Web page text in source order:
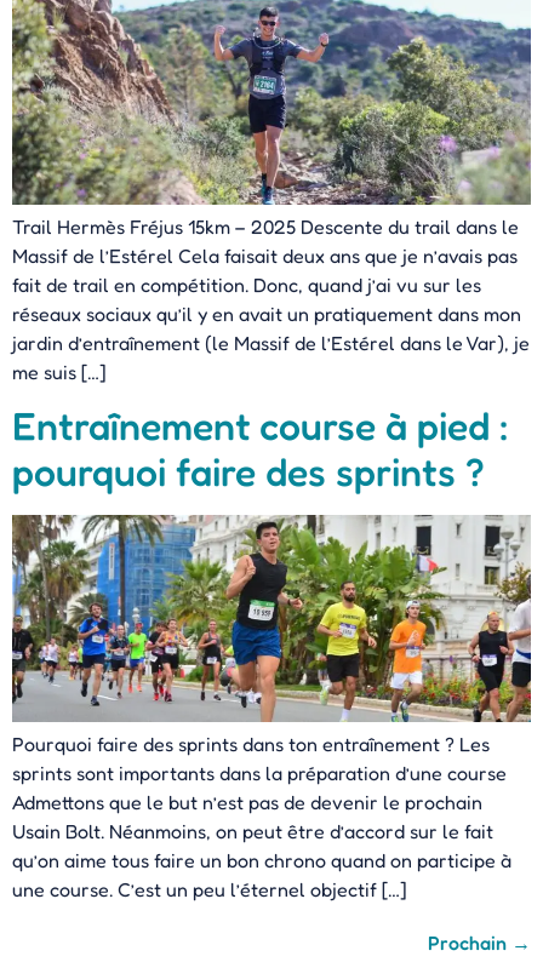
Trail Hermès Fréjus 15km – 2025 Descente du trail dans le
Massif de l’Estérel Cela faisait deux ans que je n’avais pas
fait de trail en compétition. Donc, quand j’ai vu sur les
réseaux sociaux qu’il y en avait un pratiquement dans mon
jardin d’entraînement (le Massif de l’Estérel dans le Var), je
me suis […]
Entraînement course à pied :
pourquoi faire des sprints ?
Pourquoi faire des sprints dans ton entraînement ? Les
sprints sont importants dans la préparation d’une course
Admettons que le but n’est pas de devenir le prochain
Usain Bolt. Néanmoins, on peut être d’accord sur le fait
qu’on aime tous faire un bon chrono quand on participe à
une course. C’est un peu l’éternel objectif […]
Prochain →